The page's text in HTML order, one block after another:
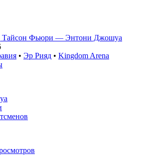
Тайсон Фьюри — Энтони Джошуа
• Эр Рияд • Kingdom Arena